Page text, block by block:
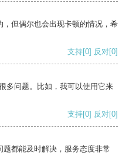
但偶尔也会出现卡顿的情况，希
支持[0] 反对[0]
多问题。比如，我可以使用它来
支持[0] 反对[0]
都能及时解决，服务态度非常